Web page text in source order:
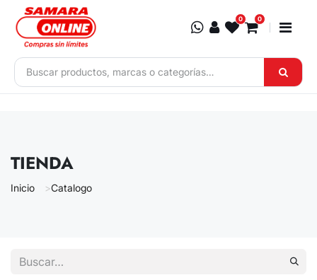
Ir al contenido
0 0
TIENDA
Inicio Catalogo